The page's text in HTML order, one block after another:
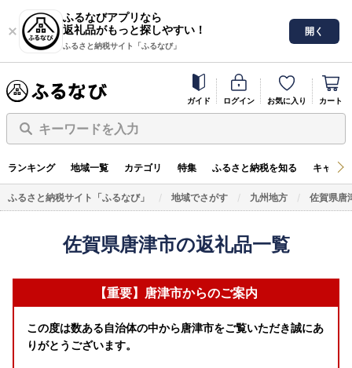
ふるなびアプリなら
返礼品がもっと探しやすい！
ふるさと納税サイト「ふるなび」
開く
ガイド ログイン お気に入り カート
キーワードを入力
ランキング 地域一覧 カテゴリ 特集 ふるさと納税を知る キャン
ふるさと納税サイト「ふるなび」 地域でさがす 九州地方 佐賀県唐
佐賀県唐津市の返礼品一覧
【重要】唐津市からのご案内
この度は数ある自治体の中から唐津市をご覧いただき誠にあ
りがとうございます。